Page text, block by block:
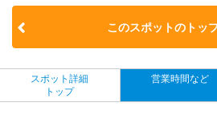
このスポットのトッ
スポット詳細
トップ
営業時間など